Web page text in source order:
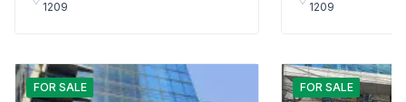
1209
1209
FOR SALE FOR SALE